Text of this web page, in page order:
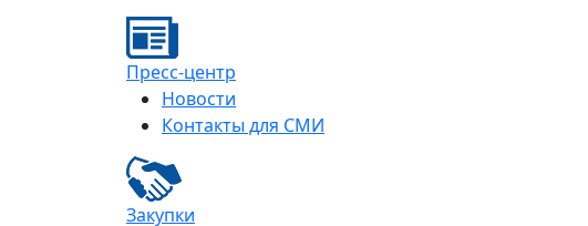
Пресс-центр
Новости
Контакты для СМИ
Закупки